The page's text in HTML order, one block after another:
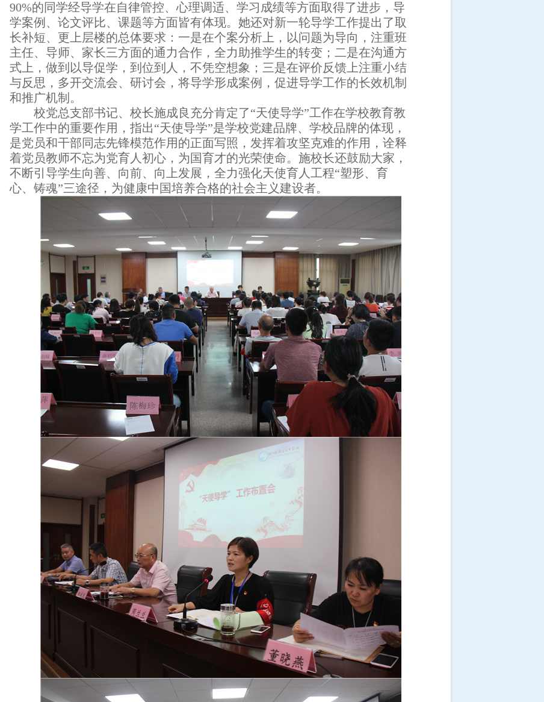
90%的同学经导学在自律管控、心理调适、学习成绩等方面取得了进步，导
学案例、论文评比、课题等方面皆有体现。她还对新一轮导学工作提出了取
长补短、更上层楼的总体要求：一是在个案分析上，以问题为导向，注重班
主任、导师、家长三方面的通力合作，全力助推学生的转变；二是在沟通方
式上，做到以导促学，到位到人，不凭空想象；三是在评价反馈上注重小结
与反思，多开交流会、研讨会，将导学形成案例，促进导学工作的长效机制
和推广机制。
校党总支部书记、校长施成良充分肯定了“天使导学”工作在学校教育教
学工作中的重要作用，指出“天使导学”是学校党建品牌、学校品牌的体现，
是党员和干部同志先锋模范作用的正面写照，发挥着攻坚克难的作用，诠释
着党员教师不忘为党育人初心，为国育才的光荣使命。施校长还鼓励大家，
不断引导学生向善、向前、向上发展，全力强化天使育人工程“塑形、育
心、铸魂”三途径，为健康中国培养合格的社会主义建设者。